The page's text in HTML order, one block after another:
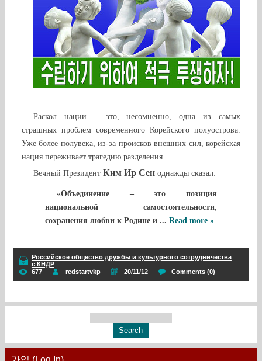
Раскол нации – это, несомненно, одна из самых
страшных проблем современного Корейского полуострова.
Уже более полувека, из-за происков внешних сил, корейская
нация переживает трагедию разделения.
Вечный Президент Ким Ир Сеноднажды сказал:
«Объединение – это позиция
национальной самостоятельности,
сохранения любви к Родине и ... Read more »
Российское общество дружбы и культурного сотрудничества
с КНДР
677
redstartvkp 20/11/12 Comments (0)